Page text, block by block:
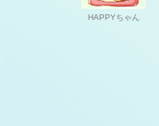
HAPPYちゃん